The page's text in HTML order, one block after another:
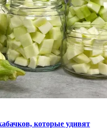
которые удивят